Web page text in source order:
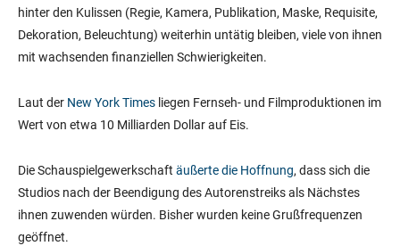
hinter den Kulissen (Regie, Kamera, Publikation, Maske, Requisite,
Dekoration, Beleuchtung) weiterhin untätig bleiben, viele von ihnen
mit wachsenden finanziellen Schwierigkeiten.
Laut der New York Times liegen Fernseh- und Filmproduktionen im
Wert von etwa 10 Milliarden Dollar auf Eis.
Die Schauspielgewerkschaft äußerte die Hoffnung, dass sich die
Studios nach der Beendigung des Autorenstreiks als Nächstes
ihnen zuwenden würden. Bisher wurden keine Grußfrequenzen
geöffnet.